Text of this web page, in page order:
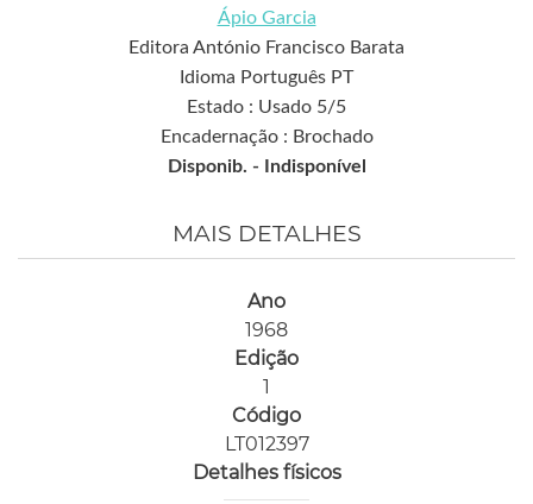
Ápio Garcia
Editora António Francisco Barata
Idioma Português PT
Estado : Usado 5/5
Encadernação : Brochado
Disponib. -
Indisponível
MAIS DETALHES
Ano
1968
Edição
1
Código
LT012397
Detalhes físicos